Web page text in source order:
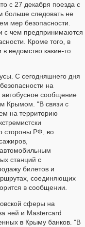
с 27 декабря поезда с
больше следовать не
мер безопасности.
с чем предпринимаются
Кроме того, в
ведомство какие-то
С сегодняшнего дня
на
автобусное сообщение
Крымом. "В связи с
на территорию
стороны РФ, во
станций с
билетов и
соединяющих
в сообщении.
сферы на
ней и Mastercard
в Крыму банков. "В